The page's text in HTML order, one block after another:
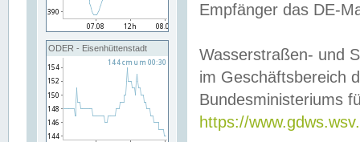
ODER - Eisenhüttenstadt
Empfänger das DE-
Wasserstraßen- und
im Geschäftsbereich
Bundesministeriums
https://